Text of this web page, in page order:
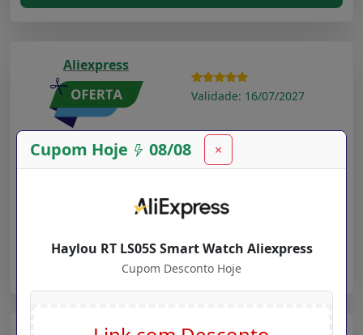
Aliexpress
Validade: 16/07/2027
New Users $ 20 12 YOUPIN12 Youpin haylou Solar
ls05 relógio inteligente esporte caso de metal
dip68 água 30 dia bateria ios iphone android
Cupom Desconto Hoje paraDepartamentos
➤ Ver Oferta
Cupom Hoje 08/08 ×
Haylou RT LS05S Smart Watch Aliexpress
Cupom Desconto Hoje